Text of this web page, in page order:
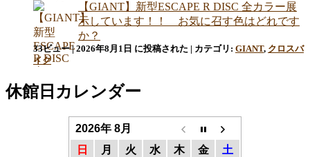
【GIANT】新型ESCAPE R DISC 全カラー展
示しています！！ お気に召す色はどれです
か？
33ビュー|2026年8月1日 に投稿された カテゴリ: GIANT, クロスバ
イク
休館日カレンダー
2026年 8月
日
月 火 水 木 金
土